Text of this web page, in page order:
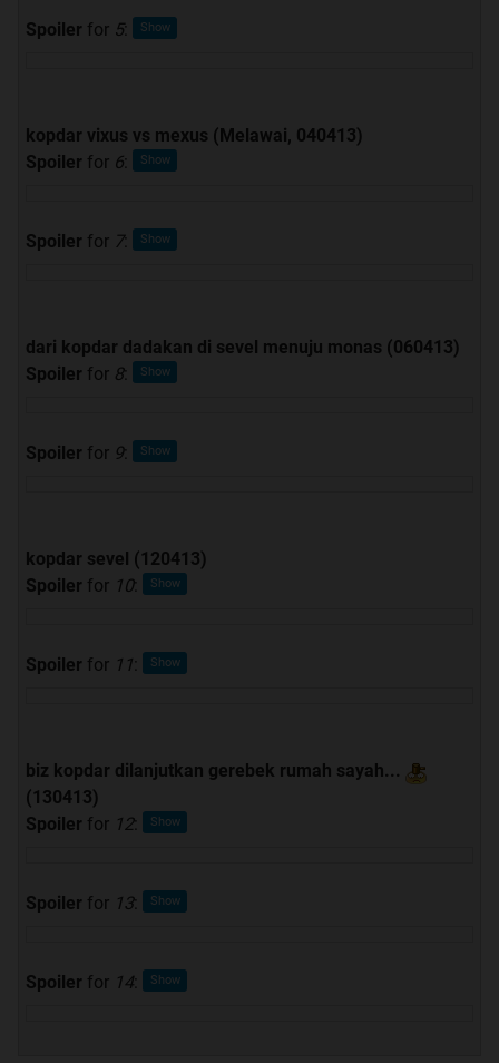
Spoiler for 5:
kopdar vixus vs mexus (Melawai, 040413)
Spoiler for 6
Spoiler for 7:
dari kopdar dadakan di sevel menuju monas (060413)
Spoiler for 8:
Spoiler for 9:
kopdar sevel (120413)
Spoiler for 10:
Spoiler for 11
biz kopdar dilanjutkan gerebek rumah sayah...
(130413)
Spoiler for 12:
Spoiler for 13:
Spoiler for 14